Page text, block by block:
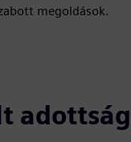
megoldások.